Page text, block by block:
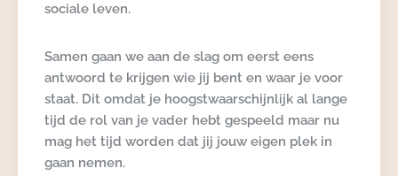
sociale leven.
Samen gaan we aan de slag om eerst eens
antwoord te krijgen wie jij bent en waar je voor
staat. Dit omdat je hoogstwaarschijnlijk al lange
tijd de rol van je vader hebt gespeeld maar nu
mag het tijd worden dat jij jouw eigen plek in
gaan nemen.